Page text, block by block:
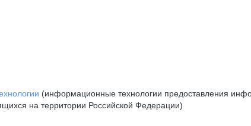
(информационные технологии предоставления
на территории Российской Федерации)